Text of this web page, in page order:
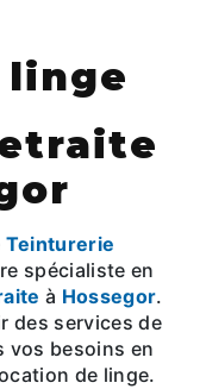
Teinturerie
spécialiste en
à Hossegor.
des services de
vos besoins en
de linge.